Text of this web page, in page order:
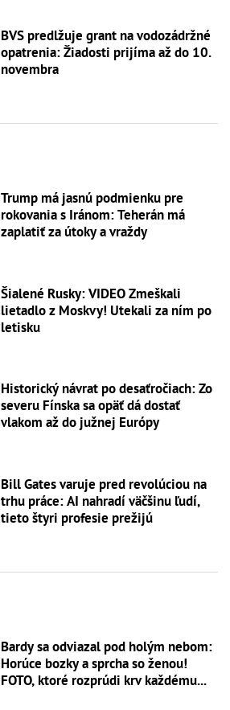
BVS predlžuje grant na vodozádržné
opatrenia: Žiadosti prijíma až do 10.
novembra
Trump má jasnú podmienku pre
rokovania s Iránom: Teherán má
zaplatiť za útoky a vraždy
Šialené Rusky: VIDEO Zmeškali
lietadlo z Moskvy! Utekali za ním po
letisku
Historický návrat po desaťročiach: Zo
severu Fínska sa opäť dá dostať
vlakom až do južnej Európy
Bill Gates varuje pred revolúciou na
trhu práce: AI nahradí väčšinu ľudí,
tieto štyri profesie prežijú
Bardy sa odviazal pod holým nebom:
Horúce bozky a sprcha so ženou!
FOTO, ktoré rozprúdi krv každému...